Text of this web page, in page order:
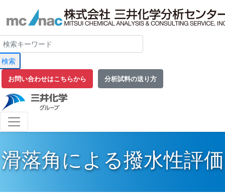
検索
お問い合わせはこちらから 分析試料の送り方
滑落角による撥水性評価